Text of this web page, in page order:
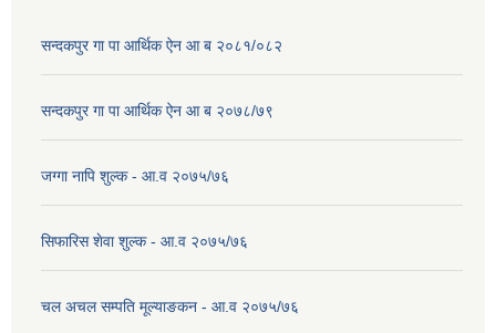
सन्दकपुर गा पा आर्थिक ऐन आ ब २०८१/०८२
सन्दकपुर गा पा आर्थिक ऐन आ ब २०७८/७९
जग्गा नापि शुल्क - आ.व २०७५/७६
सिफारिस शेवा शुल्क - आ.व २०७५/७६
चल अचल सम्पति मूल्याङकन - आ.व २०७५/७६